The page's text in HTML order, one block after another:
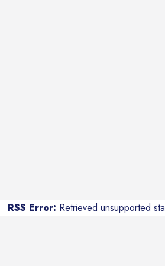
RSS Error: Retrieved unsupported